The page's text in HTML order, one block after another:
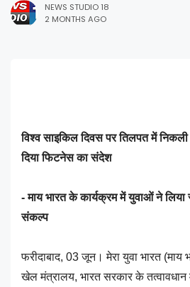
NEWS STUDIO 18
2 MONTHS AGO
विश्व साइकिल दिवस पर तिलपत में
दिया फिटनेस का संदेश
- माय भारत के कार्यक्रम में युवाओं ने लिया
संकल्प
फरीदाबाद, 03 जून। मेरा युवा भारत (माय
खेल मंत्रालय, भारत सरकार के